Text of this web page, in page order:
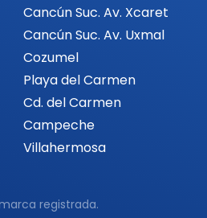
Cancún Suc. Av. Xcaret
Cancún Suc. Av. Uxmal
Cozumel
Playa del Carmen
Cd. del Carmen
Campeche
Villahermosa
registrada.